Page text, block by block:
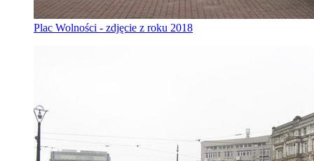
Plac Wolności - zdjęcie z roku 2018